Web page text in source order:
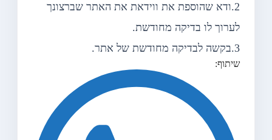
2.ודא שהוספת את ווידאת את האתר שברצונך
לערוך לו בדיקה מחודשת.
3.בקשה לבדיקה מחודשת של אתר.
שיתוף: